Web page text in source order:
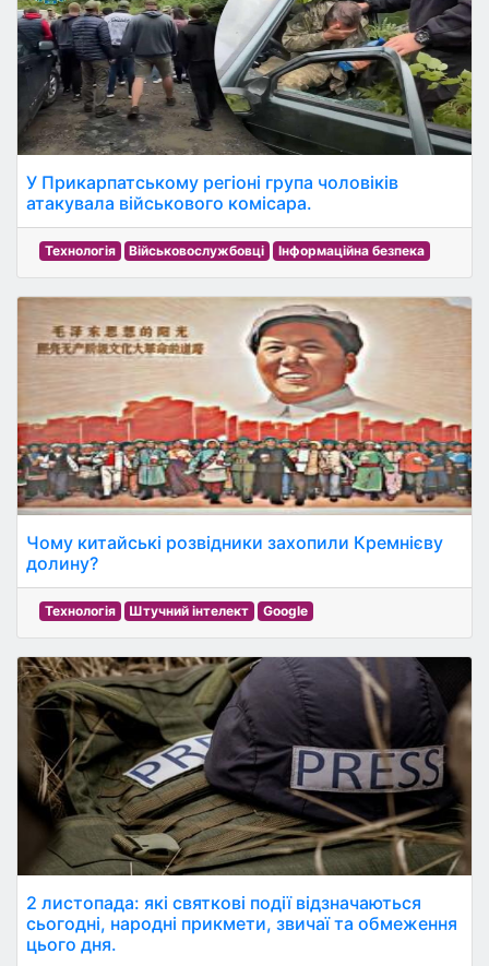
У Прикарпатському регіоні група чоловіків
атакувала військового комісара.
Технологія Військовослужбовці Інформаційна безпека
Чому китайські розвідники захопили Кремнієву
долину?
Технологія Штучний інтелект Google
2 листопада: які святкові події відзначаються
сьогодні, народні прикмети, звичаї та обмеження
цього дня.